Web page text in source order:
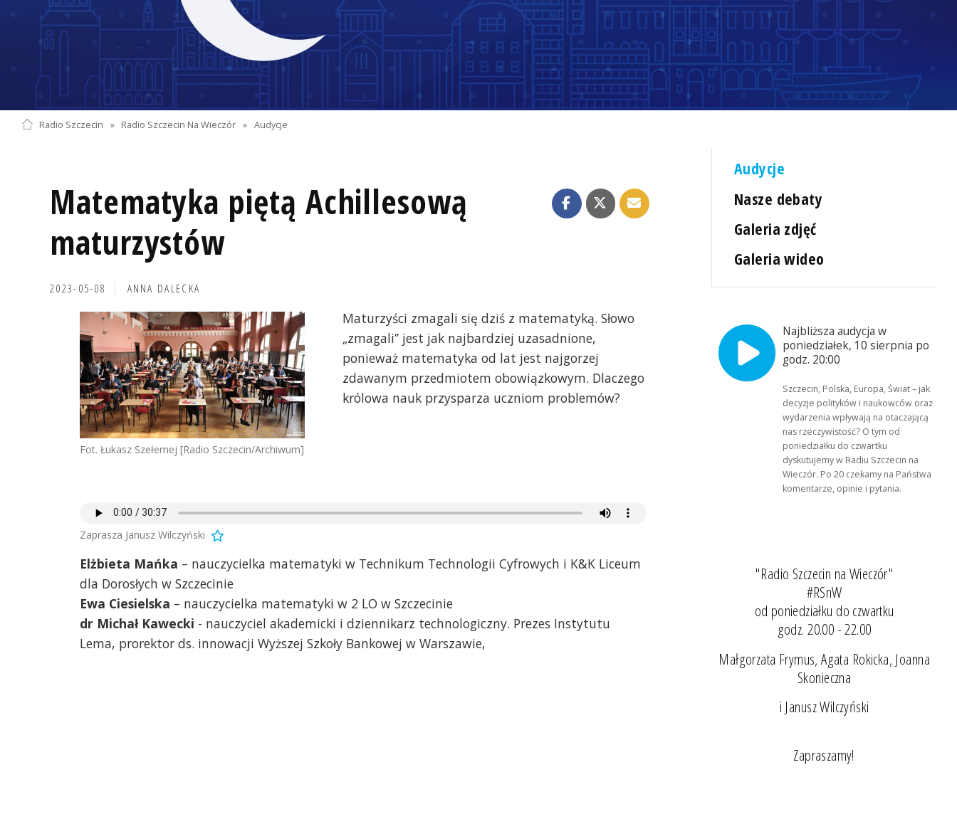
Radio Szczecin » Radio Szczecin Na Wieczór » Audycje
Matematyka piętą Achillesową
maturzystów
2023-05-08 ANNA DALECKA
Fot. Łukasz Szełemej [Radio Szczecin/Archiwum]
Maturzyści zmagali się dziś z matematyką. Słowo
„zmagali” jest jak najbardziej uzasadnione,
ponieważ matematyka od lat jest najgorzej
zdawanym przedmiotem obowiązkowym. Dlaczego
królowa nauk przysparza uczniom problemów?
Zaprasza Janusz Wilczyński
Elżbieta Mańka – nauczycielka matematyki w Technikum Technologii Cyfrowych i K&K Liceum
dla Dorosłych w Szczecinie
Ewa Ciesielska – nauczycielka matematyki w 2 LO w Szczecinie
dr Michał Kawecki - nauczyciel akademicki i dziennikarz technologiczny. Prezes Instytutu
Lema, prorektor ds. innowacji Wyższej Szkoły Bankowej w Warszawie,
Audycje
Nasze debaty
Galeria zdjęć
Galeria wideo
Najbliższa audycja w
poniedziałek, 10 sierpnia po
godz. 20:00
Szczecin, Polska, Europa, Świat – jak
decyzje polityków i naukowców oraz
wydarzenia wpływają na otaczającą
nas rzeczywistość? O tym od
poniedziałku do czwartku
dyskutujemy w Radiu Szczecin na
Wieczór. Po 20 czekamy na Państwa
komentarze, opinie i pytania.
"Radio Szczecin na Wieczór"
#RSnW
od poniedziałku do czwartku
godz. 20.00 - 22.00
Małgorzata Frymus, Agata Rokicka, Joanna
Skonieczna
i Janusz Wilczyński
Zapraszamy!